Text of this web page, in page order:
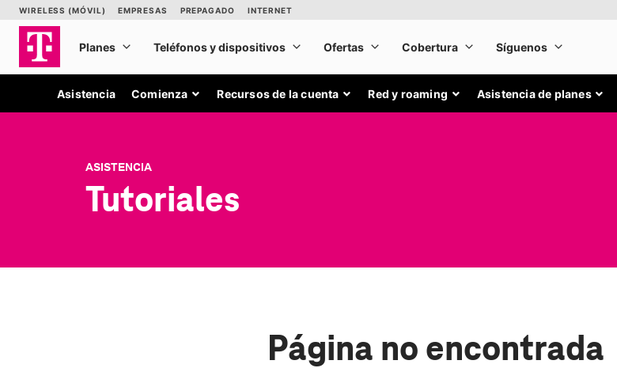
Asistencia Comienza Recursos de la cuenta Red y roaming Asistencia de planes
ASISTENCIA
Tutoriales